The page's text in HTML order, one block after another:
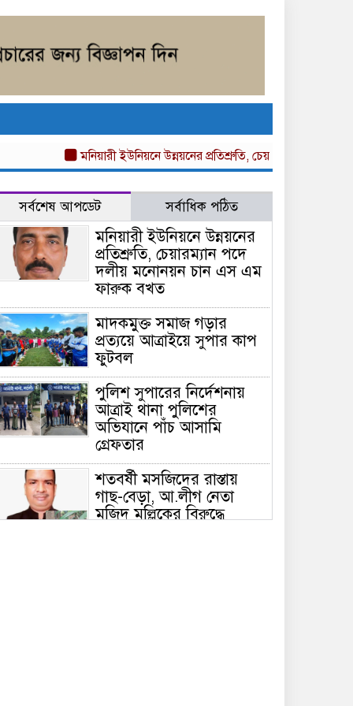
মনিয়ারী ইউনিয়নে উন্নয়নের প্রতিশ্রুতি, চেয়ারম্যান পদে দলীয়
সর্বশেষ আপডেট সর্বাধিক পঠিত
মনিয়ারী ইউনিয়নে উন্নয়নের
প্রতিশ্রুতি, চেয়ারম্যান পদে
দলীয় মনোনয়ন চান এস এম
ফারুক বখত
মাদকমুক্ত সমাজ গড়ার
প্রত্যয়ে আত্রাইয়ে সুপার কাপ
ফুটবল
পুলিশ সুপারের নির্দেশনায়
আত্রাই থানা পুলিশের
অভিযানে পাঁচ আসামি
গ্রেফতার
শতবর্ষী মসজিদের রাস্তায়
গাছ-বেড়া, আ.লীগ নেতা
মজিদ মল্লিকের বিরুদ্ধে